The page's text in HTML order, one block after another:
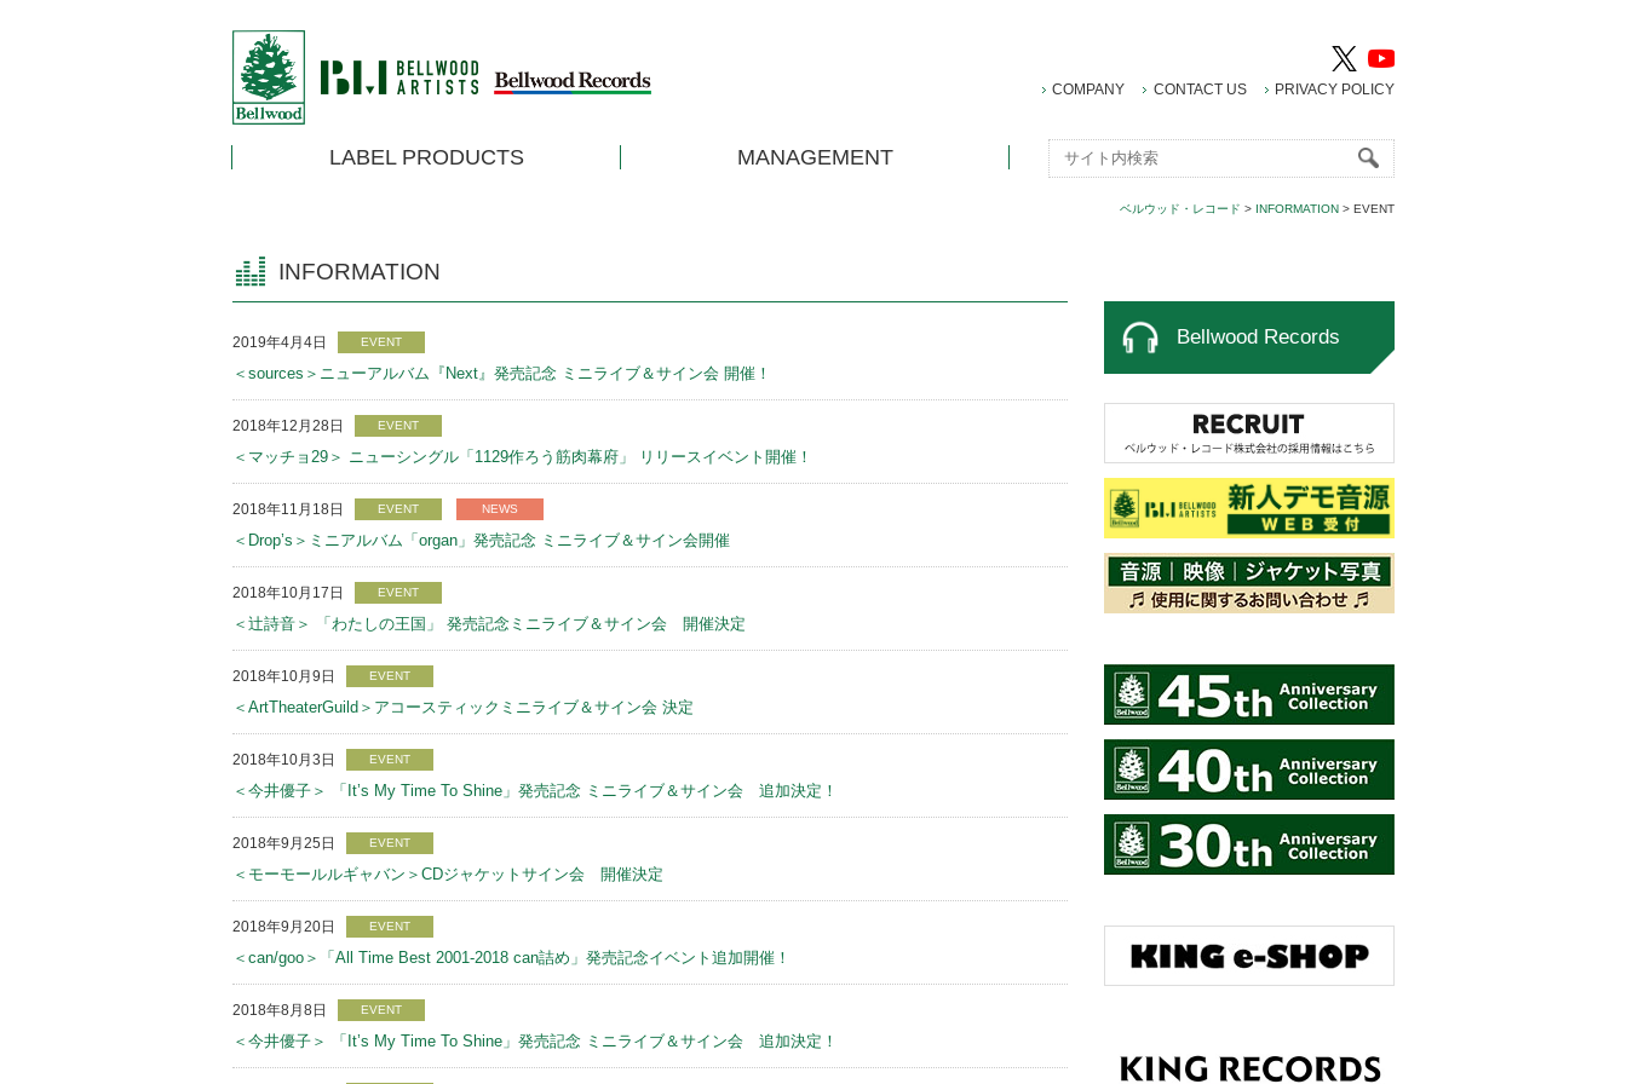
COMPANY CONTACT US PRIVACY POLICY
LABEL PRODUCTS MANAGEMENT
ベルウッド・レコード > INFORMATION > EVENT
INFORMATION
2019年4月4日 EVENT
＜sources＞ニューアルバム『Next』発売記念 ミニライブ＆サイン会 開催！
2018年12月28日 EVENT
＜マッチョ29＞ ニューシングル「1129作ろう筋肉幕府」 リリースイベント開催！
2018年11月18日 EVENT NEWS
＜Drop’s＞ミニアルバム「organ」発売記念 ミニライブ＆サイン会開催
2018年10月17日 EVENT
＜辻詩音＞ 「わたしの王国」 発売記念ミニライブ＆サイン会 開催決定
2018年10月9日 EVENT
＜ArtTheaterGuild＞アコースティックミニライブ＆サイン会 決定
2018年10月3日 EVENT
＜今井優子＞ 「It’s My Time To Shine」発売記念 ミニライブ＆サイン会 追加決定！
2018年9月25日 EVENT
＜モーモールルギャバン＞CDジャケットサイン会 開催決定
2018年9月20日 EVENT
＜can/goo＞「All Time Best 2001-2018 can詰め」発売記念イベント追加開催！
2018年8月8日 EVENT
＜今井優子＞ 「It’s My Time To Shine」発売記念 ミニライブ＆サイン会 追加決定！
Bellwood Records